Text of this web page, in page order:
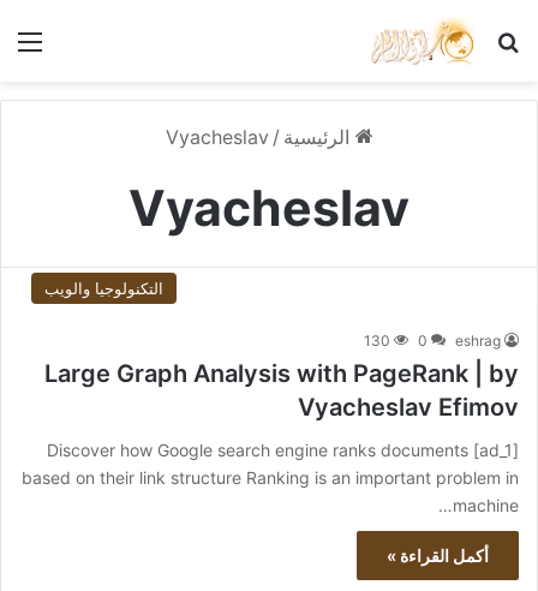
بحث عن
الرئيسية /
Vyacheslav
Vyacheslav
التكنولوجيا والويب
eshrag
0
130
Large Graph Analysis with PageRank | by
Vyacheslav Efimov
[ad_1] Discover how Google search engine ranks documents
based on their link structure Ranking is an important problem in
machine…
أكمل القراءة »